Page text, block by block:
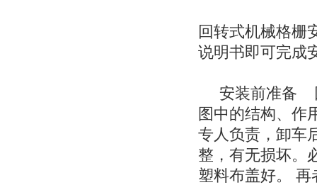
回转式机械格栅
说明书即可完成
安装前准备
图中的结构、作
专人负责，卸车
整，有无损坏。
塑料布盖好。
再